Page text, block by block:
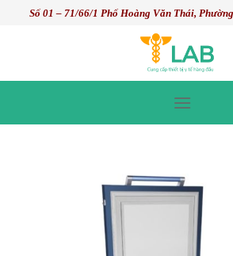
Số 01 – 71/66/1 Phố Hoàng Văn Thái,